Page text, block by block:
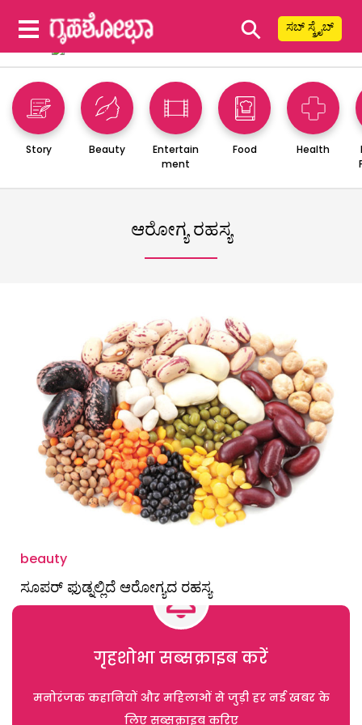
⚲ ಸಬ್ ಸ್ಕ್ರೈಬ್
Story Beauty
Entertain
ment
Food Health
ಆರೋಗ್ಯ ರಹಸ್ಯ
beauty
ಸೂಪರ್ ಫುಡ್ನಲ್ಲಿದೆ ಆರೋಗ್ಯದ ರಹಸ್ಯ
गृहशोभा सब्सक्राइब करें
मनोरंजक कहानियों और महिलाओं से जुड़ी हर नई खबर के
लिए सब्सक्राइब करिए